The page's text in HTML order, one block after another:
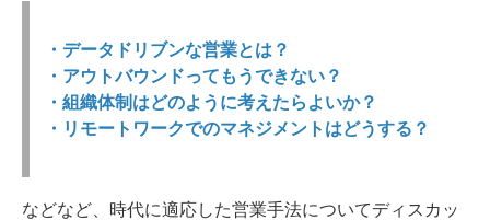
・データドリブンな営業とは？
・アウトバウンドってもうできない？
・組織体制はどのように考えたらよいか？
・リモートワークでのマネジメントはどうする？
などなど、時代に適応した営業手法についてディスカッ